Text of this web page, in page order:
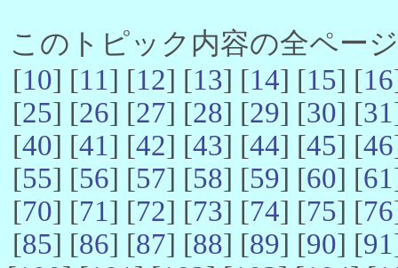
このトピック内容の全ペー
[10] [11] [12] [13] [14] [15] [16
[25] [26] [27] [28] [29] [30] [31
[40] [41] [42] [43] [44] [45] [46
[55] [56] [57] [58] [59] [60] [61
[70] [71] [72] [73] [74] [75] [76
[85] [86] [87] [88] [89] [90] [91